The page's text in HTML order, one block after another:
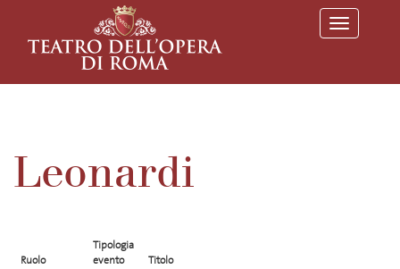
T
o
l
Leonardi
Ruolo
Tipologia
evento
Titolo